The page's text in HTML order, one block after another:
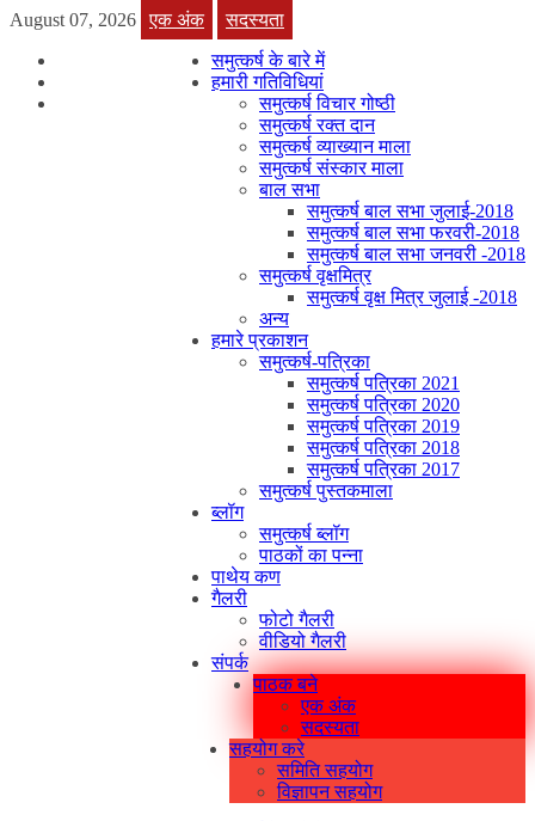
August 07, 2026 एक अंक
सदस्यता
समुत्कर्ष के बारे में
हमारी गतिविधियां
समुत्कर्ष विचार गोष्ठी
समुत्कर्ष रक्त दान
समुत्कर्ष व्याख्यान माला
समुत्कर्ष संस्कार माला
बाल सभा
समुत्कर्ष बाल सभा जुलाई-2018
समुत्कर्ष बाल सभा फरवरी-2018
समुत्कर्ष बाल सभा जनवरी -2018
समुत्कर्ष वृक्षमित्र
समुत्कर्ष वृक्ष मित्र जुलाई -2018
अन्य
हमारे प्रकाशन
समुत्कर्ष-पत्रिका
समुत्कर्ष पत्रिका 2021
समुत्कर्ष पत्रिका 2020
समुत्कर्ष पत्रिका 2019
समुत्कर्ष पत्रिका 2018
समुत्कर्ष पत्रिका 2017
समुत्कर्ष पुस्तकमाला
ब्लॉग
समुत्कर्ष ब्लॉग
पाठकों का पन्ना
पाथेय कण
गैलरी
फोटो गैलरी
वीडियो गैलरी
संपर्क
पाठक बने
एक अंक
सदस्यता
सहयोग करे
समिति सहयोग
विज्ञापन सहयोग